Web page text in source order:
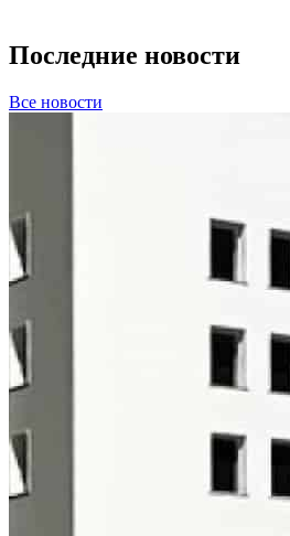
Последние новости
Все новости